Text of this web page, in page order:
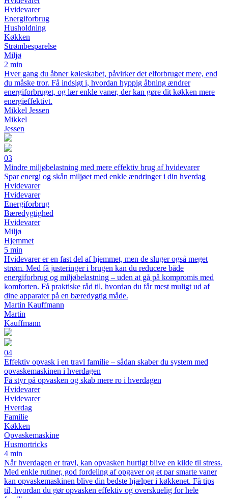
Hvidevarer
Energiforbrug
Husholdning
Køkken
Strømbesparelse
Miljø
2 min
Hver gang du åbner køleskabet, påvirker det elforbruget mere, end
du måske tror. Få indsigt i, hvordan hyppig åbning ændrer
energiforbruget, og lær enkle vaner, der kan gøre dit køkken mere
energieffektivt.
Mikkel Jessen
Mikkel
Jessen
03
Mindre miljøbelastning med mere effektiv brug af hvidevarer
Spar energi og skån miljøet med enkle ændringer i din hverdag
Hvidevarer
Hvidevarer
Energiforbrug
Bæredygtighed
Hvidevarer
Miljø
Hjemmet
5 min
Hvidevarer er en fast del af hjemmet, men de sluger også meget
strøm. Med få justeringer i brugen kan du reducere både
energiforbrug og miljøbelastning – uden at gå på kompromis med
komforten. Få praktiske råd til, hvordan du får mest muligt ud af
dine apparater på en bæredygtig måde.
Martin Kauffmann
Martin
Kauffmann
04
Effektiv opvask i en travl familie – sådan skaber du system med
opvaskemaskinen i hverdagen
Få styr på opvasken og skab mere ro i hverdagen
Hvidevarer
Hvidevarer
Hverdag
Familie
Køkken
Opvaskemaskine
Husmortricks
4 min
Når hverdagen er travl, kan opvasken hurtigt blive en kilde til stress.
Med enkle rutiner, god fordeling af opgaver og et par smarte vaner
kan opvaskemaskinen blive din bedste hjælper i køkkenet. Få tips
til, hvordan du gør opvasken effektiv og overskuelig for hele